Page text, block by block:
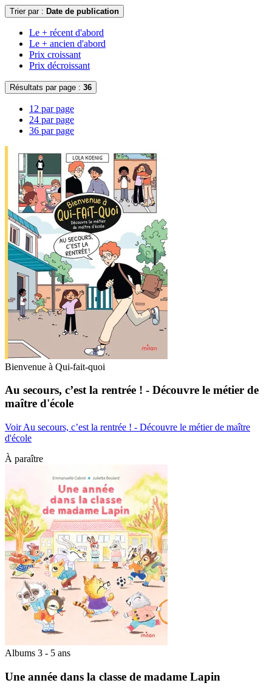
Trier par : Date de publication
Le + récent d'abord
Le + ancien d'abord
Prix croissant
Prix décroissant
Résultats par page : 36
12 par page
24 par page
36 par page
Bienvenue à Qui-fait-quoi
Au secours, c’est la rentrée ! - Découvre le métier de
maître d'école
Voir Au secours, c’est la rentrée ! - Découvre le métier de maître
d'école
À paraître
Albums 3 - 5 ans
Une année dans la classe de madame Lapin